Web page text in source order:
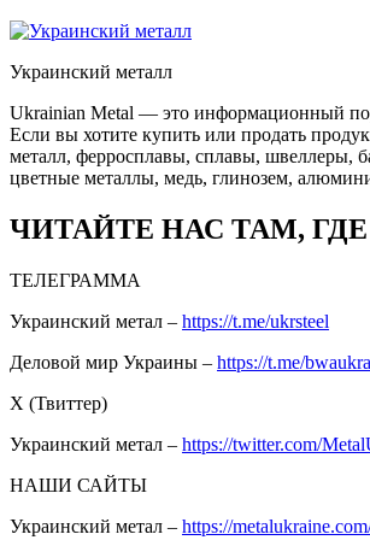
Украинский металл
Ukrainian Metal — это информационный
Если вы хотите купить или продать
металл, ферросплавы, сплавы, швеллеры,
цветные металлы, медь, глинозем,
ЧИТАЙТЕ НАС ТАМ,
ТЕЛЕГРАММА
Украинский метал – https://t.me/ukrsteel
Деловой мир Украины – https://t.me/
Х (Твиттер)
Украинский метал – https://twitter.com/
НАШИ САЙТЫ
Украинский метал – https://